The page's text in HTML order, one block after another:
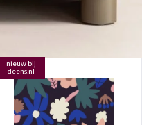
nieuw bij
deens.nl